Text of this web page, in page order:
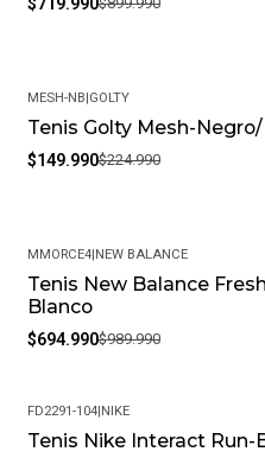
-33%
MESH-NB|GOLTY
Tenis Golty Mesh-
$149.990$224.990
-30%
MMORCE4|NEW BALANCE
Tenis New Balance
Blanco
$694.990$989.990
-19%
FD2291-104|NIKE
Tenis Nike Interact Run-